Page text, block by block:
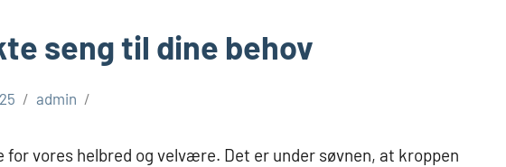
seng til dine behov
admin
for vores helbred og velvære. Det er under søvnen, at kroppen